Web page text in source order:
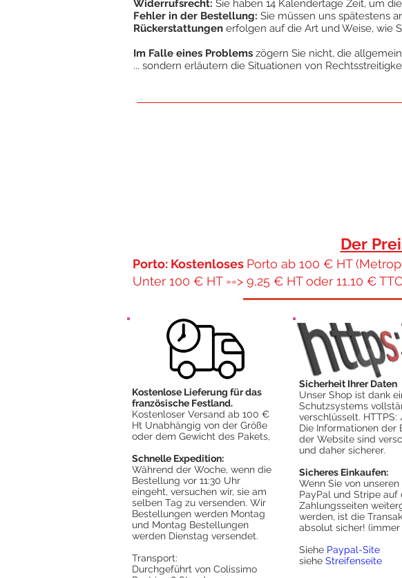
Widerrufsrecht: Sie haben 14 Kalendertage Zeit, um
Fehler in der Bestellung: Sie müssen uns spätestens
Rückerstattungen erfolgen auf die Art und Weise, wie
Im Falle eines Problems zögern Sie nicht, die
... sondern erläutern die Situationen von
Der
Porto: Kostenloses Porto ab 100 € HT
Unter 100 € HT ==> 9,25 € HT oder 11,10 € TTC
Kostenlose Lieferung für das
französische Festland.
Kostenloser Versand ab 100 €
Ht Unabhängig von der Größe
oder dem Gewicht des Pakets,
Schnelle Expedition:
Während der Woche, wenn die
Bestellung vor 11:30 Uhr
eingeht, versuchen wir, sie am
selben Tag zu versenden. Wir
Bestellungen werden Montag
und Montag Bestellungen
werden Dienstag versendet.
Transport:
Durchgeführt von Colissimo
Sicherheit Ihrer Daten
Unser Shop ist dank
Schutzsystems
verschlüsselt. HTTPS:
Die Informationen der
der Website sind
und daher sicherer.
Sicheres Einkaufen:
Wenn Sie von
PayPal und Stripe auf
Zahlungsseiten
werden, ist die
absolut sicher!
Siehe Paypal-Site
siehe Streifenseite